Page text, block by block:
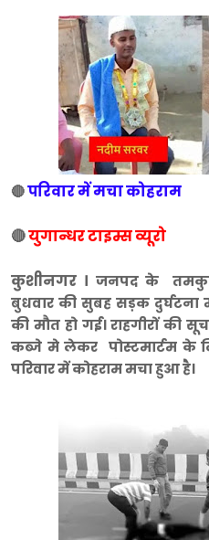
🔴परिवार में मचा कोहराम
🔴युगान्धर टाइम्स व्यूरो
कुशीनगर । जनपद के
बुधवार की सुबह सड़क दुर्घटना
की मौत हो गई। राहगीरों की
कब्जे मे लेकर पोस्टमार्टम के
परिवार में कोहराम मचा हुआ है।